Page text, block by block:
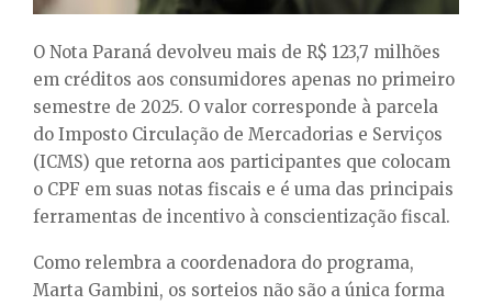
O Nota Paraná devolveu mais de R$ 123,7 milhões
em créditos aos consumidores apenas no primeiro
semestre de 2025. O valor corresponde à parcela
do Imposto Circulação de Mercadorias e Serviços
(ICMS) que retorna aos participantes que colocam
o CPF em suas notas fiscais e é uma das principais
ferramentas de incentivo à conscientização fiscal.
Como relembra a coordenadora do programa,
Marta Gambini, os sorteios não são a única forma